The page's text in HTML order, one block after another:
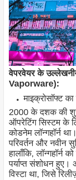
वेपरवेयर के
Vaporware):
माइक्रोसॉफ्ट
2000 के दशक की
ऑपरेटिंग सिस्टम के
कोडनेम लॉन्गहॉर्न
परिवर्तन और नवीन
हालाँकि, लॉन्गहॉर्न
पर्याप्त संशोधन
विस्टा था, जिसे